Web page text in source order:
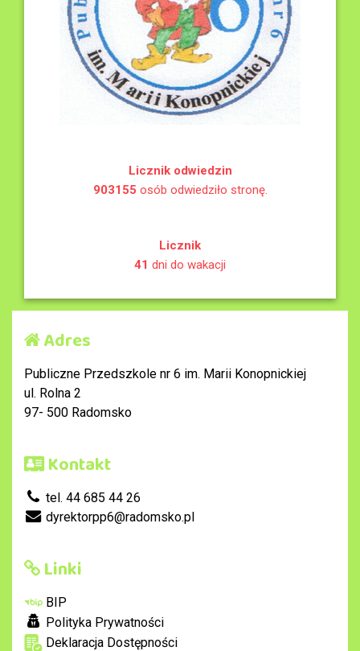
Licznik odwiedzin
903155 osób odwiedziło stronę.
Licznik
41 dni do wakacji
Adres
Publiczne Przedszkole nr 6 im. Marii Konopnickiej
ul. Rolna 2
97- 500 Radomsko
Kontakt
tel. 44 685 44 26
dyrektorpp6@radomsko.pl
Linki
BIP
Polityka Prywatności
Deklaracja Dostępności